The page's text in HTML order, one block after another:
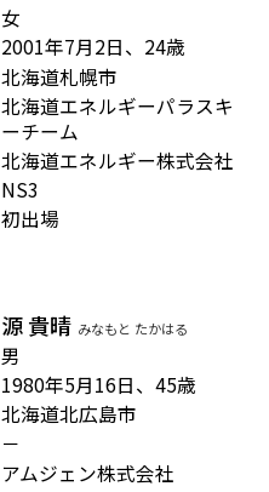
女
2001年7月2日、24歳
北海道札幌市
北海道エネルギーパラスキ
ーチーム
北海道エネルギー株式会社
NS3
初出場
源 貴晴 みなもと たかはる
男
1980年5月16日、45歳
北海道北広島市
－
アムジェン株式会社